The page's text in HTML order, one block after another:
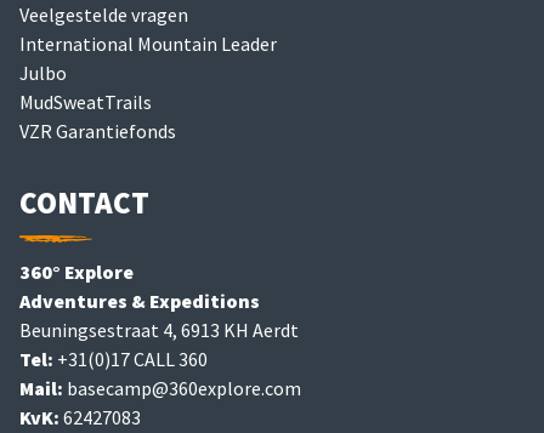
Veelgestelde vragen
International Mountain Leader
Julbo
MudSweatTrails
VZR Garantiefonds
CONTACT
360° Explore
Adventures & Expeditions
Beuningsestraat 4, 6913 KH Aerdt
Tel: +31(0)17 CALL 360
Mail: basecamp@360explore.com
KvK: 62427083